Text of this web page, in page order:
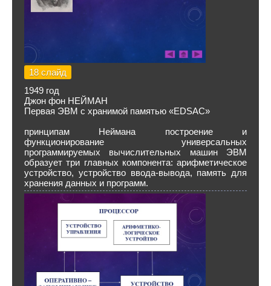
18 слайд
1949 год
Джон фон НЕЙМАН
Первая ЭВМ с хранимой памятью «EDSAC»
принципам Неймана построение и
функционирование универсальных
программируемых вычислительных машин ЭВМ
образует три главных компонента: арифметическое
устройство, устройство ввода-вывода, память для
хранения данных и программ.